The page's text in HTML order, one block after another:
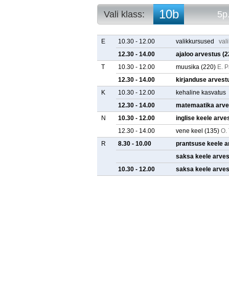
Vali klass: 10b
10c
11b
11c
5p. tunniplaan
E 10.30 - 12.00 valikkursused
12.30 - 14.00
ajaloo arvestus
T
10.30 - 12.00 muusika (220) E.
12.30 - 14.00
kirjanduse
K
10.30 - 12.00
kehaline kasvatus
12.30 - 14.00
matemaatika
N
10.30 - 12.00
inglise keele
12.30 - 14.00
vene keel (135) O.
R
8.30 - 10.00
prantsuse keele
saksa keele
10.30 - 12.00
saksa keele